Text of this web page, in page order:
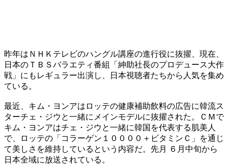
昨年はＮＨＫテレビのハングル講座の進行役に抜擢、現在、
日本のＴＢＳバラエティ番組「紳助社長のプロデュース大作
戦」にもレギュラー出演し、日本視聴者たちから人気を集め
ている。
最近、キム・ヨンアはロッテの健康補助飲料の広告に韓流ス
ターチェ・ジウと一緒にメインモデルに抜擢された。ＣＭで
キム・ヨンアはチェ・ジウと一緒に韓国を代表する肌美人
で、ロッテの「コラーゲン１００００＋ビタミンＣ」を通じ
て美しさを維持しているという内容だ。先月 ６月中旬から
日本全域に放送されている。